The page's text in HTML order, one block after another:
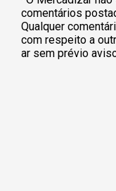
comentários
Qualquer
com respeito a
ar sem prévio